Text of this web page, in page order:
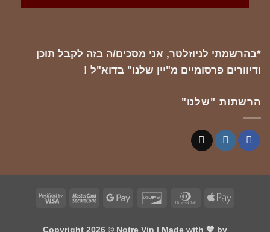
*בהרשמתי לניוזלטר, אני מסכים/ה בזה לקבל תוכן
ודיוורים פרסומיים מ"יין שלנו" בדוא"ל !
הרשתות "שלנו"
Apple
Dinners
Discover
Google
MasterCard
Visa
Copyright 2026 ©Notre Vin| Made with 💙 by